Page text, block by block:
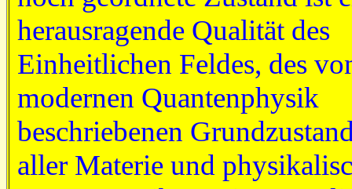
herausragende Qualität des
Einheitlichen Feldes, des
modernen Quantenphysik
beschriebenen
aller Materie und